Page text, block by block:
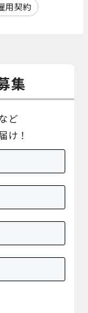
用契約
集
ど
け！